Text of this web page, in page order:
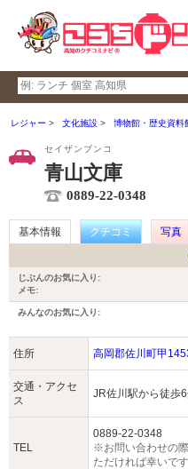
レジャー 文化施設 博物館・歴史資料
セイザンブンコ
青山文庫
0889-22-0348
基本情報 クチコミ
写真
じぶんのお気に入り:
メモ:
みんなのお気に入り:
住所 高岡郡佐川町甲
交通・アクセ
ス
JR佐川駅から徒歩
TEL
0889-22-0348
※お問い合わせの
ただければ幸いです